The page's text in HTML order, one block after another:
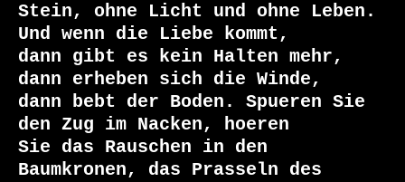
Stein, ohne Licht und ohne Leben.
Und wenn die Liebe kommt,
dann gibt es kein Halten mehr,
dann erheben sich die Winde,
dann bebt der Boden. Spueren Sie
den Zug im Nacken, hoeren
Sie das Rauschen in den
Baumkronen, das Prasseln des